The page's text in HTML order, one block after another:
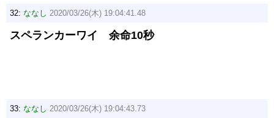
32: ななし 2020/03/26(木) 19:04:41.48
スペランカーワイ 余命10秒
33: ななし 2020/03/26(木) 19:04:43.73